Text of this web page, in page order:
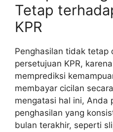
Tetap
KPR
Penghasilan tidak tetap
persetujuan KPR,
memprediksi
membayar cicilan
mengatasi hal ini, Anda
penghasilan yang
bulan terakhir, seperti